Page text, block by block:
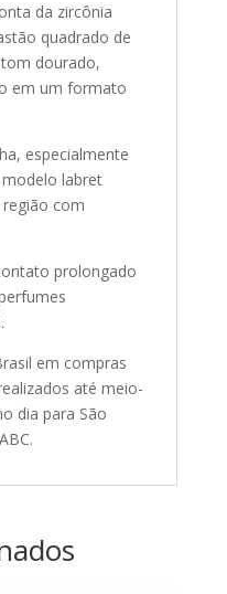
da zircônia
quadrado de
dourado,
em um formato
especialmente
labret
com
prolongado
em compras
até meio-
dia para São